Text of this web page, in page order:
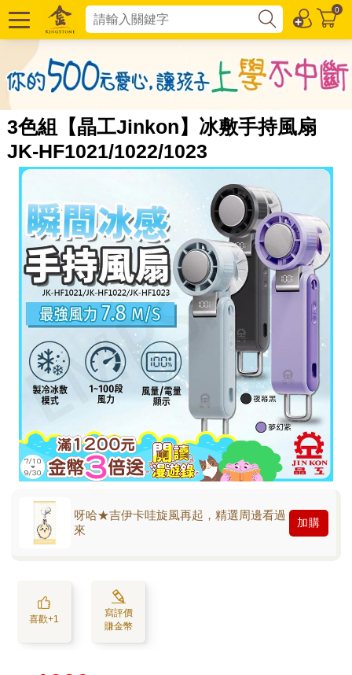
0
3色組【晶工Jinkon】冰敷手持風扇
JK-HF1021/1022/1023
呀哈★吉伊卡哇旋風再起，精選周邊看過
來
加購
喜歡+1
寫評價
賺金幣